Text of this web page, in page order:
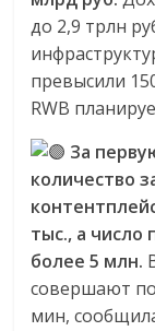
до 2,9 трлн
превысили
RWB
За
количество
тыс., а число
более 5 млн.
совершают
мин,